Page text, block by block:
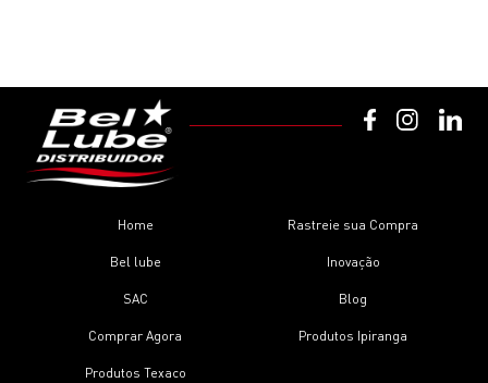
Home Rastreie sua Compra
Bel lube Inovação
SAC Blog
Comprar Agora Produtos Ipiranga
Produtos Texaco